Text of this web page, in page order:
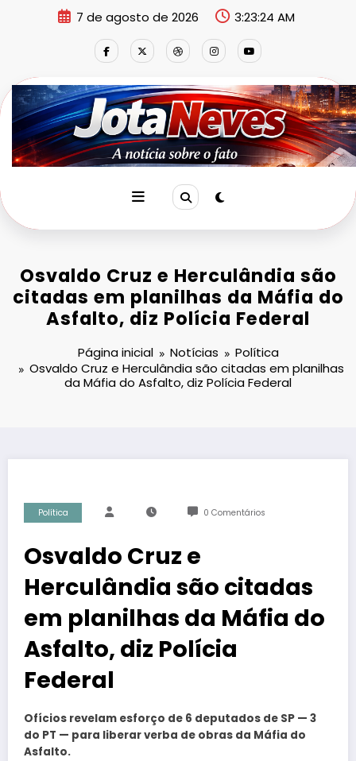
7 de agosto de 2026 3:23:25 AM
Osvaldo Cruz e Herculândia são
citadas em planilhas da Máfia do
Asfalto, diz Polícia Federal
Página inicial Notícias
Política
Osvaldo Cruz e Herculândia são citadas em planilhas
da Máfia do Asfalto, diz Polícia Federal
Política 0 Comentários
Osvaldo Cruz e
Herculândia são citadas
em planilhas da Máfia do
Asfalto, diz Polícia
Federal
Ofícios revelam esforço de 6 deputados de SP — 3
do PT — para liberar verba de obras da Máfia do
Asfalto.